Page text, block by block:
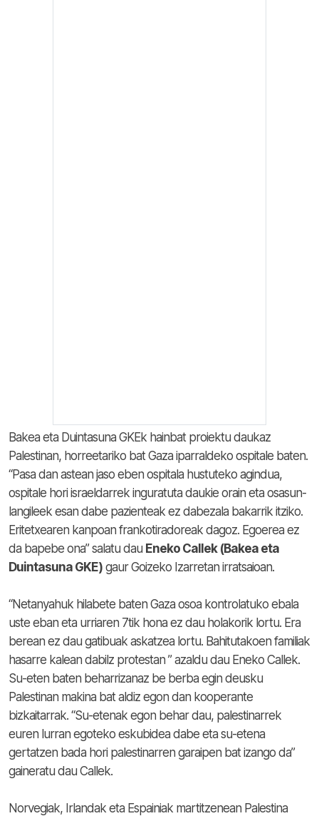
Bakea eta Duintasuna GKEk hainbat proiektu daukaz
Palestinan, horreetariko bat Gaza iparraldeko ospitale baten.
“Pasa dan astean jaso eben ospitala hustuteko agindua,
ospitale hori israeldarrek inguratuta daukie orain eta osasun-
langileek esan dabe pazienteak ez dabezala bakarrik itziko.
Eritetxearen kanpoan frankotiradoreak dagoz. Egoerea ez
da bapebe ona” salatu dau Eneko Callek (Bakea eta
Duintasuna GKE) gaur Goizeko Izarretan irratsaioan.
“Netanyahuk hilabete baten Gaza osoa kontrolatuko ebala
uste eban eta urriaren 7tik hona ez dau holakorik lortu. Era
berean ez dau gatibuak askatzea lortu. Bahitutakoen familiak
hasarre kalean dabilz protestan ” azaldu dau Eneko Callek.
Su-eten baten beharrizanaz be berba egin deusku
Palestinan makina bat aldiz egon dan kooperante
bizkaitarrak. “Su-etenak egon behar dau, palestinarrek
euren lurran egoteko eskubidea dabe eta su-etena
gertatzen bada hori palestinarren garaipen bat izango da”
gaineratu dau Callek.
Norvegiak, Irlandak eta Espainiak martitzenean Palestina